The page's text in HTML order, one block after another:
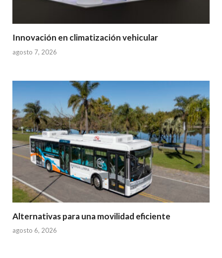
Innovación en climatización vehicular
agosto 7, 2026
Alternativas para una movilidad eficiente
agosto 6, 2026